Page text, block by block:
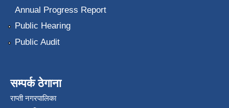
Annual Progress Report
Public Hearing
Public Audit
सम्पर्क ठेगाना
राप्ती नगरपालिका